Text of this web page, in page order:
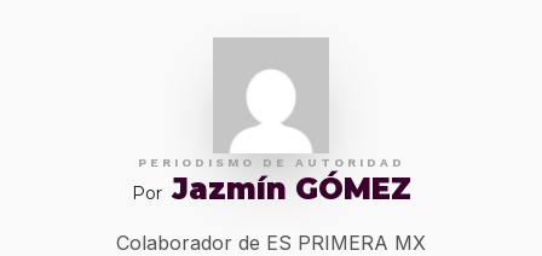
PERIODISMO DE AUTORIDAD
Por Jazmín GÓMEZ
Colaborador de ES PRIMERA MX